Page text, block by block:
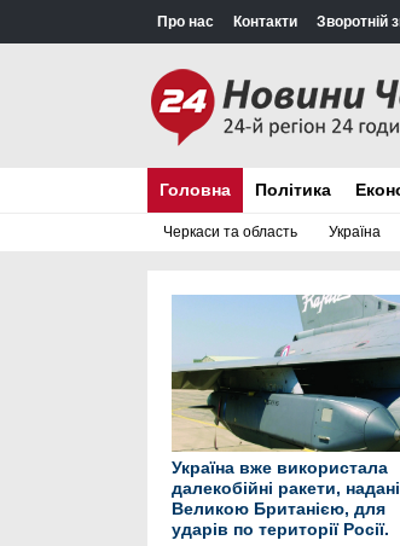
Про нас Контакти Зворотній
Головна
Черкаси та область Україна
Політика
Україна вже використала
далекобійні ракети, надані
Великою Британією, для
ударів по території Росії.